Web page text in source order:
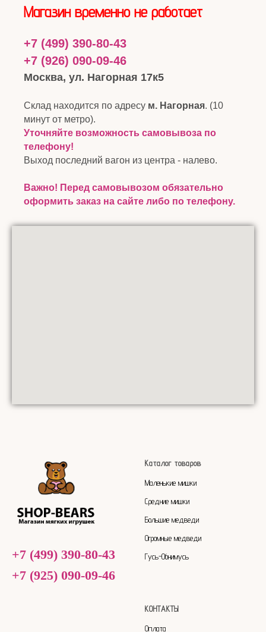
Магазин временно не работает
+7 (499) 390-80-43
+7 (926) 090-09-46
Москва, ул. Нагорная 17к5
Склад находится по адресу м. Нагорная. (10
минут от метро).
Уточняйте возможность самовывоза по
телефону!
Выход последний вагон из центра - налево.
Важно! Перед самовывозом обязательно
оформить заказ на сайте либо по телефону.
+7 (499) 390-80-43
+7 (925) 090-09-46
Каталог товаров
Маленькие мишки
Средние мишки
Большие медведи
Огромные медведи
Гусь-Обнимусь
КОНТАКТЫ
Оплата